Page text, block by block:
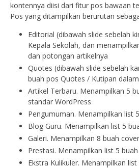
kontennya diisi dari fitur pos bawaan
Pos yang ditampilkan berurutan
Editorial (dibawah slide sebelah
Kepala Sekolah, dan
dan potongan artikelnya
Quotes (dibawah slide sebelah
buah pos Quotes / Kutipan
Artikel Terbaru. Menampilkan 5
standar WordPress
Pengumuman. Menampilkan list
Blog Guru. Menampilkan list 5
Galeri. Menampilkan 8 buah
Prestasi. Menampilkan list 5
Ekstra Kulikuler. Menampilkan